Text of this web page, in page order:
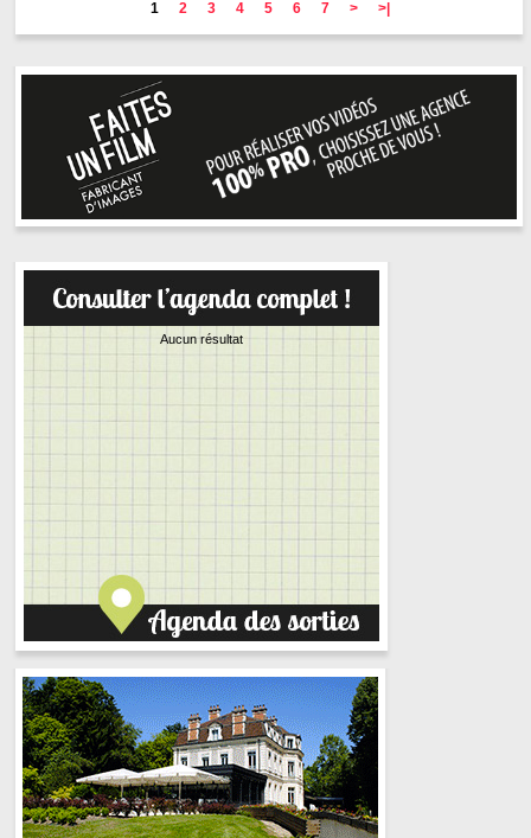
1 2 3 4 5 6 7 > >|
Aucun résultat